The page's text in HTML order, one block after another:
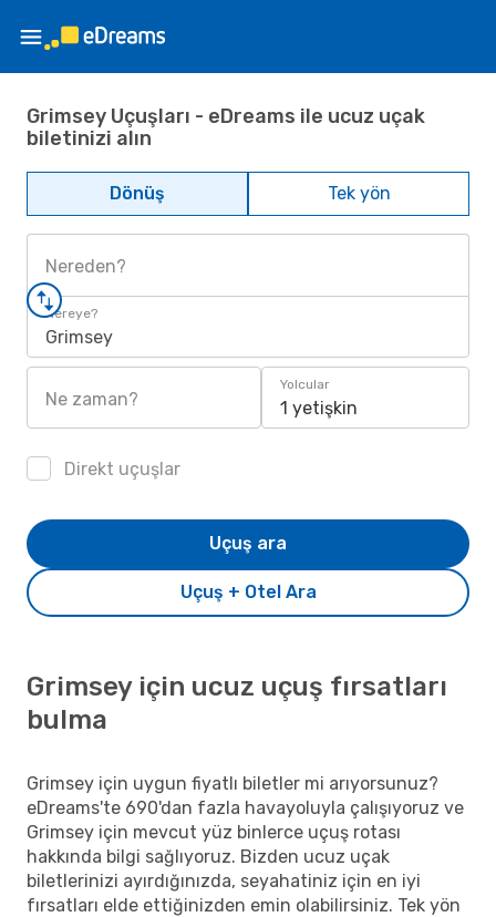
Grimsey Uçuşları - eDreams ile ucuz uçak
biletinizi alın
Dönüş Tek yön
Nereden?
Nereye?
Grimsey
Ne zaman?
Yolcular
1 yetişkin
Direkt uçuşlar
Uçuş + Otel Ara
Uçuş ara
Grimsey için ucuz uçuş fırsatları
bulma
Grimsey için uygun fiyatlı biletler mi arıyorsunuz?
eDreams'te 690'dan fazla havayoluyla çalışıyoruz ve
Grimsey için mevcut yüz binlerce uçuş rotası
hakkında bilgi sağlıyoruz. Bizden ucuz uçak
biletlerinizi ayırdığınızda, seyahatiniz için en iyi
fırsatları elde ettiğinizden emin olabilirsiniz. Tek yön